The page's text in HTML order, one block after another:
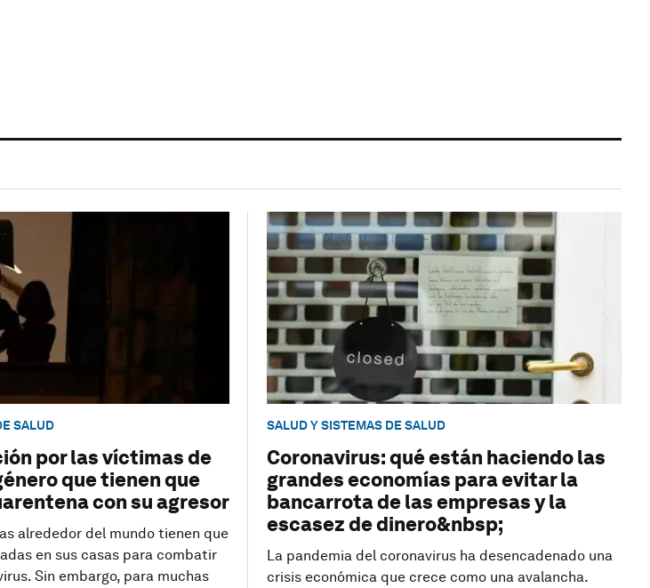
SALUD
por las víctimas de
que tienen que
con su agresor
alrededor del mundo tienen que
en sus casas para combatir
Sin embargo, para muchas
SALUD Y SISTEMAS DE SALUD
Coronavirus: qué están haciendo las
grandes economías para evitar la
bancarrota de las empresas y la
escasez de dinero&nbsp;
La pandemia del coronavirus ha desencadenado una
crisis económica que crece como una avalancha.